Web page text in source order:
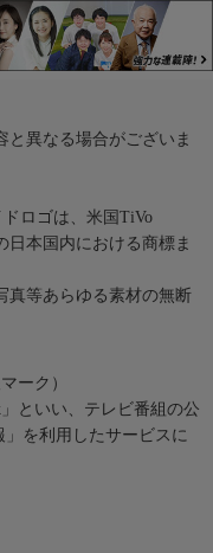
と異なる場合がございま
ロゴは、米国TiVo
日本国内における商標ま
真等あらゆる素材の無断
ーク）
といい、テレビ番組の公
」を利用したサービスに